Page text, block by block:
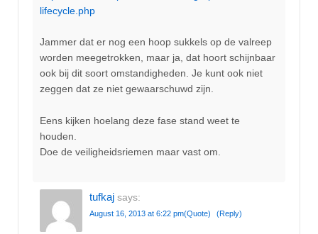
lifecycle.php
Jammer dat er nog een hoop sukkels op de valreep
worden meegetrokken, maar ja, dat hoort schijnbaar
ook bij dit soort omstandigheden. Je kunt ook niet
zeggen dat ze niet gewaarschuwd zijn.
Eens kijken hoelang deze fase stand weet te
houden.
Doe de veiligheidsriemen maar vast om.
tufkaj says:
August 16, 2013 at 6:22 pm(Quote) (Reply)